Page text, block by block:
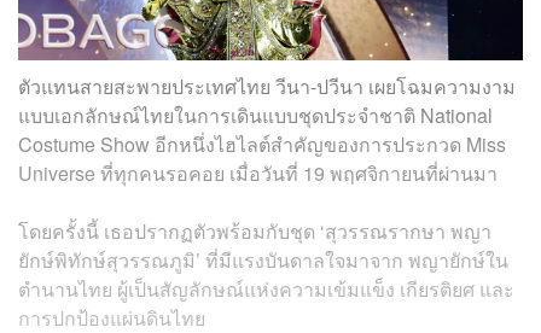
ตัวแทนสายสะพายประเทศไทย วีนา-ปวีนา เผยโฉมความงาม
แบบเอกลักษณ์ไทยในการเดินแบบชุดประจำชาติ National
Costume Show อีกหนึ่งไฮไลต์สำคัญของการประกวด Miss
Universe ที่ทุกคนรอคอย เมื่อวันที่ 19 พฤศจิกายนที่ผ่านมา
โดยครั้งนี้ เธอปรากฏตัวพร้อมกับชุด ‘สุวรรณรากษา พญา
ยักษ์พิทักษ์สุวรรณภูมิ’ ที่มีแรงบันดาลใจมาจาก พญายักษ์ใน
ตำนานไทย ผู้เป็นสัญลักษณ์แห่งความเข้มแข็ง เกียรติยศ และ
การปกป้องแผ่นดินไทย